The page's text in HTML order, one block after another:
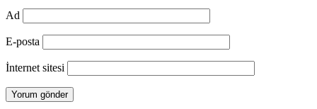
Ad
E-posta
İnternet sitesi